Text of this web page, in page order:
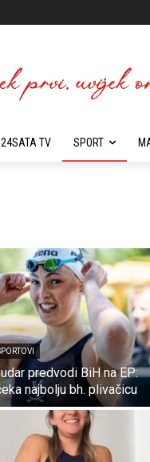
24SATA TV SPORT
predvodi BiH na EP:
najbolju bh. plivačicu